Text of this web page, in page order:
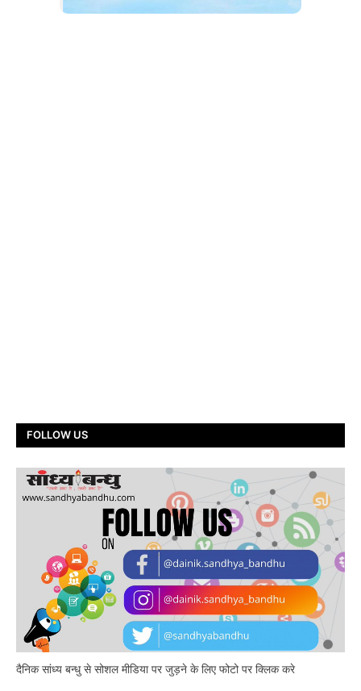
FOLLOW US
दैनिक सांध्य बन्धु से सोशल मीडिया पर जुड़ने के लिए फोटो पर क्लिक करे